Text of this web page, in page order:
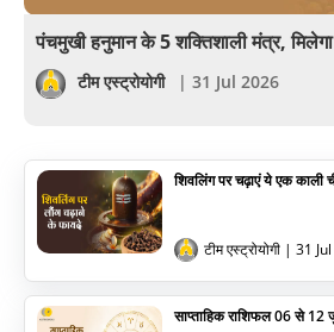
सेलिब्रिटी
योग
अन्य
पंचमुखी हनुमान के 5 शक्तिशाली मंत्र,
टीम एस्ट्रोयोगी | 31 Jul 2026
शिवलिंग पर चढ़ाएं ये एक काली
टीम एस्ट्रोयोगी | 31
साप्ताहिक राशिफल 06 से